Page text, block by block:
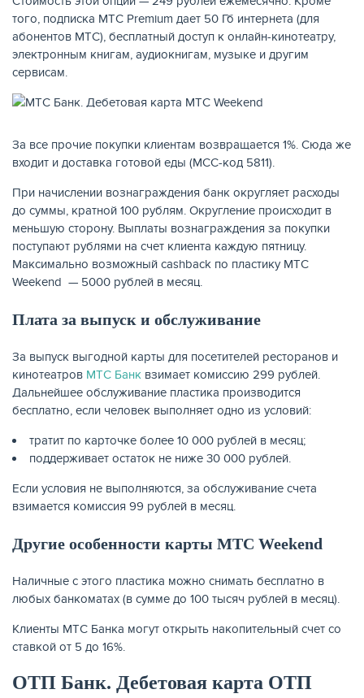
того, подписка МТС Premium дает 50 Гб интернета (для
абонентов МТС), бесплатный доступ к онлайн-кинотеатру,
электронным книгам, аудиокнигам, музыке и другим
сервисам.
За все прочие покупки клиентам возвращается 1%. Сюда же
входит и доставка готовой еды (MCC-код 5811).
При начислении вознаграждения банк округляет расходы
до суммы, кратной 100 рублям. Округление происходит в
меньшую сторону. Выплаты вознаграждения за покупки
поступают рублями на счет клиента каждую пятницу.
Максимально возможный cashback по пластику МТС
Weekend — 5000 рублей в месяц.
Плата за выпуск и обслуживание
За выпуск выгодной карты для посетителей ресторанов и
кинотеатров МТС Банк взимает комиссию 299 рублей.
Дальнейшее обслуживание пластика производится
бесплатно, если человек выполняет одно из условий:
тратит по карточке более 10 000 рублей в месяц;
поддерживает остаток не ниже 30 000 рублей.
Если условия не выполняются, за обслуживание счета
взимается комиссия 99 рублей в месяц.
Другие особенности карты МТС Weekend
Наличные с этого пластика можно снимать бесплатно в
любых банкоматах (в сумме до 100 тысяч рублей в месяц).
Клиенты МТС Банка могут открыть накопительный счет со
ставкой от 5 до 16%.
ОТП Банк. Дебетовая карта ОТП